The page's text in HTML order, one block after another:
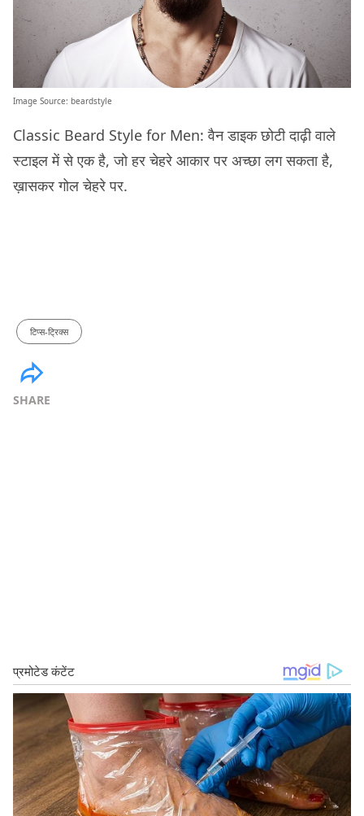
Image Source: beardstyle
Classic Beard Style for Men: वैन डाइक छोटी दाढ़ी वाले
स्टाइल में से एक है, जो हर चेहरे आकार पर अच्छा लग सकता है,
ख़ासकर गोल चेहरे पर.
टिप्स-ट्रिक्स
SHARE